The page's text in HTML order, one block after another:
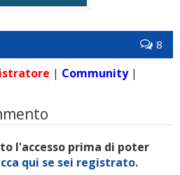
8
| Community|
l'accesso prima di poter
qui se sei registrato.